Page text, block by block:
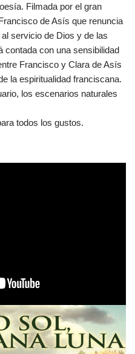
Filmada por el gran
de Asís que renuncia
servicio de Dios y de las
contada con una sensibilidad
Francisco y Clara de Asís
la espiritualidad franciscana.
los escenarios naturales
todos los gustos.